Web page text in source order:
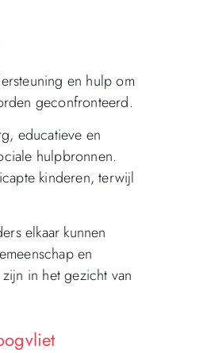
en hulp om
geconfronteerd.
educatieve en
hulpbronnen.
kinderen, terwijl
elkaar kunnen
en
in het gezicht van